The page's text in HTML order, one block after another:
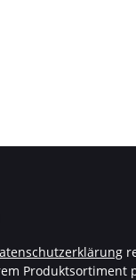
Produktsortiment